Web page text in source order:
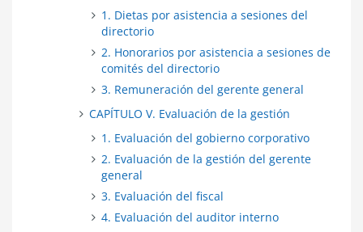
1. Dietas por asistencia a sesiones del
directorio
2. Honorarios por asistencia a sesiones de
comités del directorio
3. Remuneración del gerente general
CAPÍTULO V. Evaluación de la gestión
1. Evaluación del gobierno corporativo
2. Evaluación de la gestión del gerente
general
3. Evaluación del fiscal
4. Evaluación del auditor interno